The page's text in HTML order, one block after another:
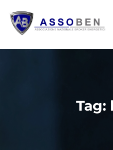
Tag: